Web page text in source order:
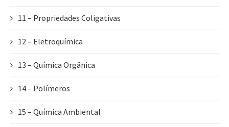
11 – Propriedades Coligativas
12 – Eletroquímica
13 – Química Orgânica
14 – Polímeros
15 – Química Ambiental